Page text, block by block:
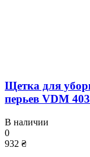
Щетка для
перьев VDM
В наличии
0
932 ₴